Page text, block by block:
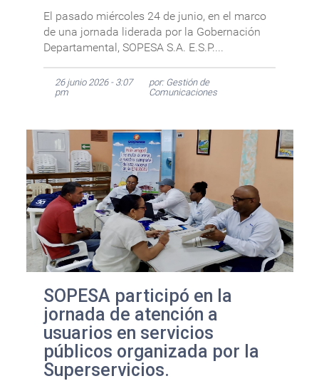
El pasado miércoles 24 de junio, en el marco
de una jornada liderada por la Gobernación
Departamental, SOPESA S.A. E.S.P....
26 junio 2026 - 3:07
pm
por: Gestión de
Comunicaciones
SOPESA participó en la
jornada de atención a
usuarios en servicios
públicos organizada por la
Superservicios.